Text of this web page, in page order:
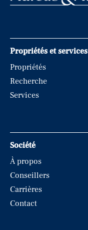
Propriétés et services
Propriétés
Recherche
Services
Société
À propos
Conseillers
Carrières
Contact